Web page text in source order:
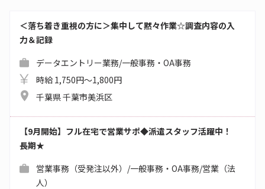
＜落ち着き重視の方に＞集中して黙々作業☆調査内容の入
力＆記録
データエントリー業務/一般事務・OA事務
時給 1,750円～1,800円
千葉県 千葉市美浜区
【9月開始】フル在宅で営業サポ◆派遣スタッフ活躍中！
長期★
営業事務（受発注以外）/一般事務・OA事務/営業（法
人）